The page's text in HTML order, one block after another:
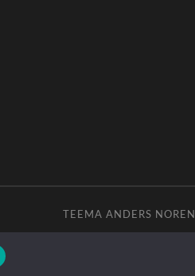
TEEMA ANDERS NOREN